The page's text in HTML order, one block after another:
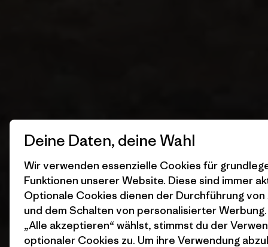
Deine Daten, deine Wahl
Wir verwenden essenzielle Cookies für
Funktionen unserer Website. Diese sind immer
Optionale Cookies dienen der Durchführung von
und dem Schalten von personalisierter
„Alle akzeptieren“ wählst, stimmst du der
optionaler Cookies zu. Um ihre Verwendung